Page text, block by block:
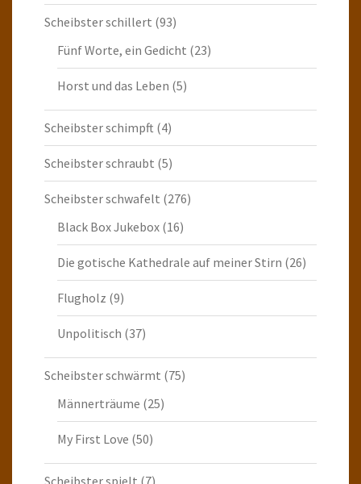
Scheibster schillert (93)
Fünf Worte, ein Gedicht (23)
Horst und das Leben (5)
Scheibster schimpft (4)
Scheibster schraubt (5)
Scheibster schwafelt (276)
Black Box Jukebox (16)
Die gotische Kathedrale auf meiner Stirn (26)
Flugholz (9)
Unpolitisch (37)
Scheibster schwärmt (75)
Männerträume (25)
My First Love (50)